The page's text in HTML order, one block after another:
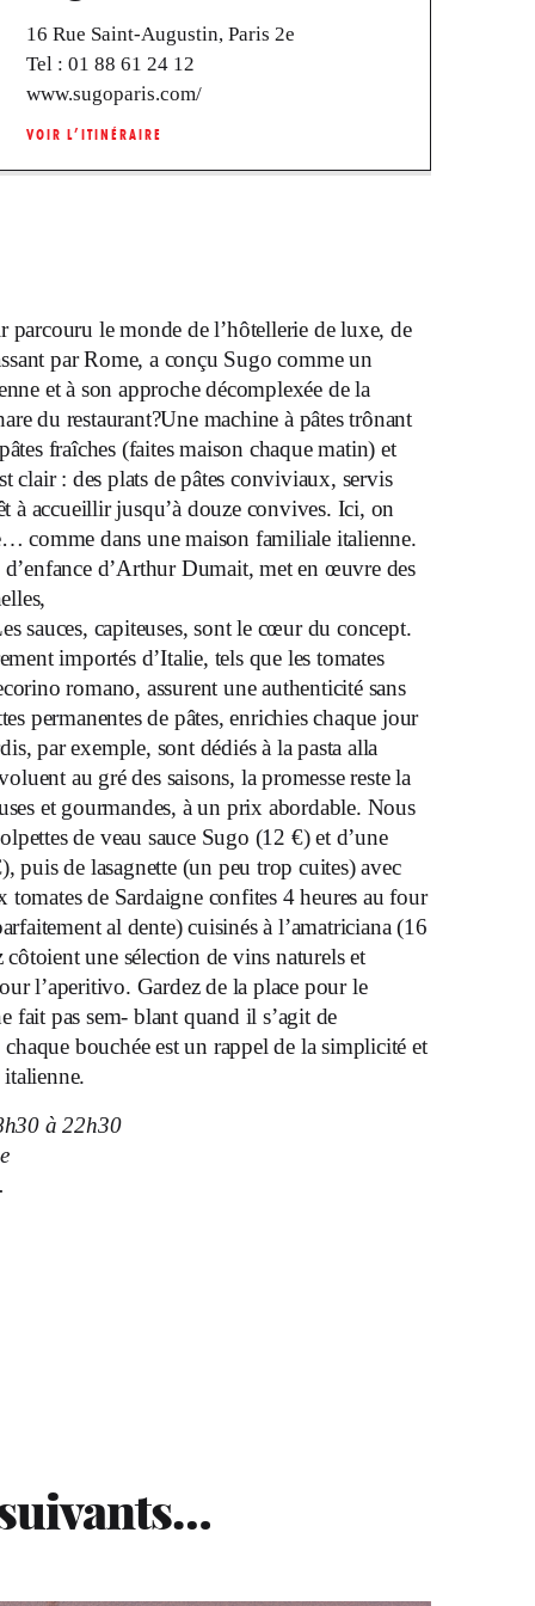
16 Rue Saint-Augustin, Paris 2e
Tel : 01 88 61 24 12
www.sugoparis.com/
VOIR L’ITINÉRAIRE
le monde de l’hôtellerie de luxe, de
par Rome, a conçu Sugo comme un
et à son approche décomplexée de la
du restaurant?Une machine à pâtes trônant
fraîches (faites maison chaque matin) et
clair : des plats de pâtes conviviaux, servis
à accueillir jusqu’à douze convives. Ici, on
comme dans une maison familiale italienne.
d’Arthur Dumait, met en œuvre des
sauces, capiteuses, sont le cœur du concept.
importés d’Italie, tels que les tomates
romano, assurent une authenticité sans
permanentes de pâtes, enrichies chaque jour
par exemple, sont dédiés à la pasta alla
au gré des saisons, la promesse reste la
et gourmandes, à un prix abordable. Nous
de veau sauce Sugo (12 €) et d’une
puis de lasagnette (un peu trop cuites) avec
tomates de Sardaigne confites 4 heures au four
al dente) cuisinés à l’amatriciana (16
une sélection de vins naturels et
l’aperitivo. Gardez de la place pour le
fait pas sem- blant quand il s’agit de
bouchée est un rappel de la simplicité et
italienne.
à 22h30